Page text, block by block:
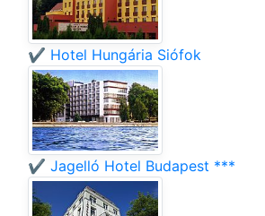
✔️ Hotel Hungária Siófok
✔️ Jagelló Hotel Budapest ***